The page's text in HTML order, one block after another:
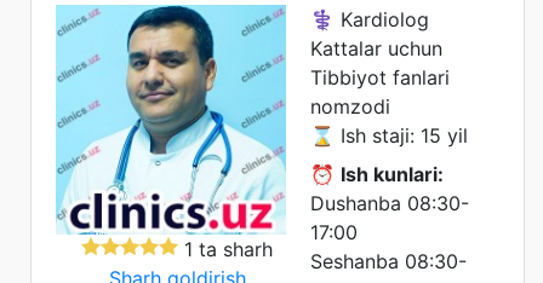
1 ta sharh
⚕️ Kardiolog
Kattalar uchun
Tibbiyot fanlari
nomzodi
⌛ Ish staji: 15 yil
⏰ Ish kunlari:
Dushanba 08:30-
17:00
Seshanba 08:30-